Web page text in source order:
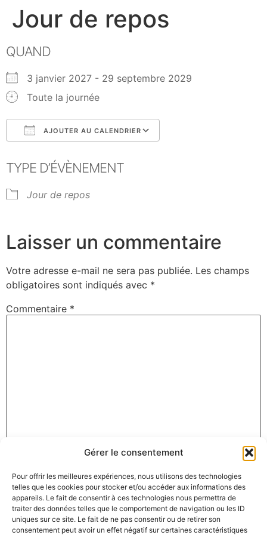
Gérer le consentement
Pour offrir les meilleures expériences, nous utilisons des technologies
telles que les cookies pour stocker et/ou accéder aux informations des
appareils. Le fait de consentir à ces technologies nous permettra de
traiter des données telles que le comportement de navigation ou les ID
uniques sur ce site. Le fait de ne pas consentir ou de retirer son
consentement peut avoir un effet négatif sur certaines caractéristiques
Jour de repos
QUAND
3 janvier 2027 - 29 septembre 2029
Toute la journée
AJOUTER AU CALENDRIER
TYPE D’ÉVÈNEMENT
Jour de repos
Laisser un commentaire
Votre adresse e-mail ne sera pas publiée. Les champs
obligatoires sont indiqués avec *
Commentaire *
E-mail*